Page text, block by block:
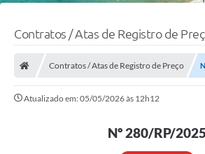
Contratos / Atas de Registro de
Contratos / Atas de Registro de Preço
Atualizado em: 05/05/2026 às 12h12
Nº 280/RP/2025